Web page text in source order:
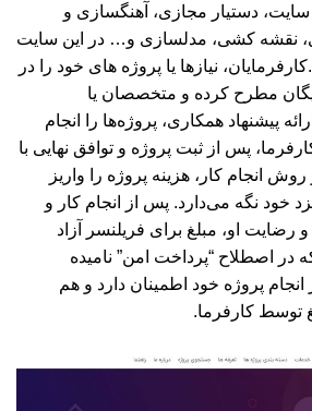
دستیار مجازی، آهنگسازی و
نقشه کشی، مدلسازی و… در این سایت
نیازها یا پروژه های خود را در
مطرح کرده و متخصصان یا
پیشنهاد همکاری، پروژه‌ها را انجام
پس از ثبت پروژه و توافق نهایی با
انجام کار، هزینه پروژه را واریز
خود نگه می‌دارد. پس از انجام کار و
و رضایت او، مبلغ برای فریلنسر آزاد
در اصطلاح “پرداخت امن” نامیده
پروژه خود اطمینان دارد و هم
توسط کارفرما.